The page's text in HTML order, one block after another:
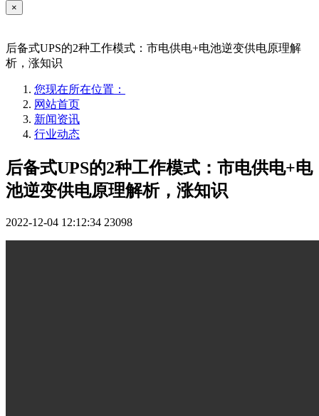
×
后备式UPS的2种工作模式：市电供电+电池逆变供电原理解
析，涨知识
您现在所在位置：
网站首页
新闻资讯
行业动态
后备式UPS的2种工作模式：市电供电+电
池逆变供电原理解析，涨知识
2022-12-04 12:12:34 23098